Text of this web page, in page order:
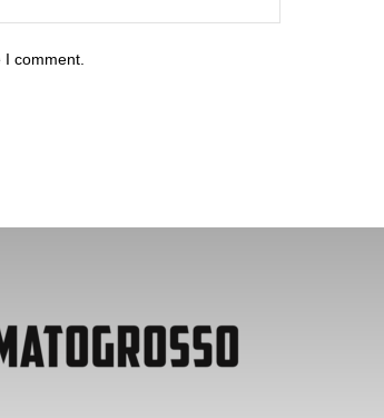
comment.